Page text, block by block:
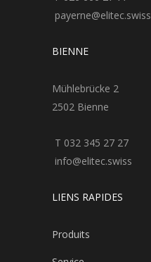
payerne@elitec.swiss
BIENNE
Mühlebrücke 2
2502 Bienne
T 032 345 27 27
info@elitec.swiss
LIENS RAPIDES
Produits